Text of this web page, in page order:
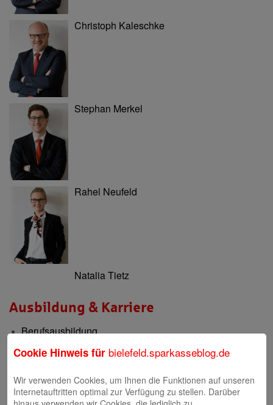
Christoph Kaleschke
Stephan Merkel
Rahel Neufeld
Natalia Tietz
Ausbildung & Karriere
Berufsausbildung
Berufsorientierung & Praktikum
Filialen
Cookie Hinweis für bielefeld.sparkasseblog.de
Wir verwenden Cookies, um Ihnen die Funktionen auf unseren
Internetauftritten optimal zur Verfügung zu stellen. Darüber